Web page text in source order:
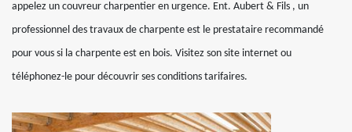
appelez un couvreur charpentier en urgence. Ent. Aubert & Fils , un
professionnel des travaux de charpente est le prestataire recommandé
pour vous si la charpente est en bois. Visitez son site internet ou
téléphonez-le pour découvrir ses conditions tarifaires.